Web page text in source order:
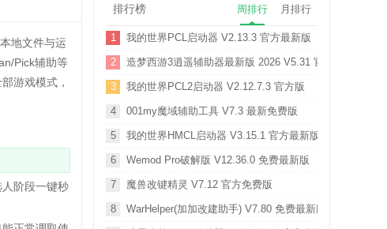
地文件与运
Pick辅助等
游戏模式，
阶段一键秒
排行榜 周排行 月排行
1 我的世界PCL启动器 V2.13.3 官方最新版
2 造梦西游3逍遥辅助器最新版 2026 V5.31 官方免费版
3 我的世界PCL2启动器 V2.12.7.3 官方版
4 001my魔域辅助工具 V7.3 最新免费版
5 我的世界HMCL启动器 V3.15.1 官方最新版
6 Wemod Pro破解版 V12.36.0 免费最新版
7 魔兽改键精灵 V7.12 官方免费版
8 WarHelper(加加改建助手) V7.80 免费最新版